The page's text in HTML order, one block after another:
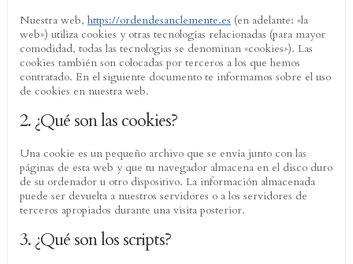
Nuestra web, https://ordendesanclemente.es (en adelante: «la
web») utiliza cookies y otras tecnologías relacionadas (para mayor
comodidad, todas las tecnologías se denominan «cookies»). Las
cookies también son colocadas por terceros a los que hemos
contratado. En el siguiente documento te informamos sobre el uso
de cookies en nuestra web.
2. ¿Qué son las cookies?
Una cookie es un pequeño archivo que se envía junto con las
páginas de esta web y que tu navegador almacena en el disco duro
de su ordenador u otro dispositivo. La información almacenada
puede ser devuelta a nuestros servidores o a los servidores de
terceros apropiados durante una visita posterior.
3. ¿Qué son los scripts?